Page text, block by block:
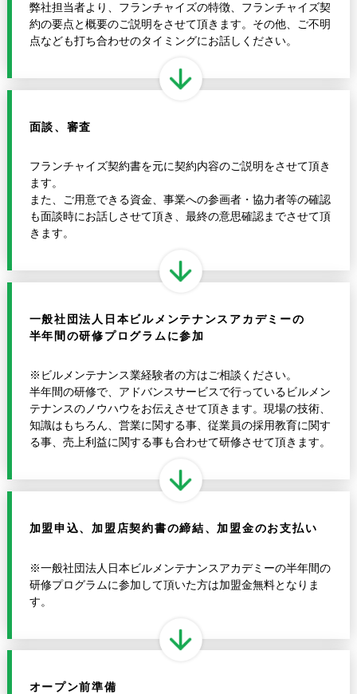
弊社担当者より、フランチャイズの特徴、フランチャイズ契
約の要点と概要のご説明をさせて頂きます。その他、ご不明
点なども打ち合わせのタイミングにお話しください。
面談、審査
フランチャイズ契約書を元に契約内容のご説明をさせて頂き
ます。
また、ご用意できる資金、事業への参画者・協力者等の確認
も面談時にお話しさせて頂き、最終の意思確認までさせて頂
きます。
一般社団法人日本ビルメンテナンス アカデミーの
半年間の研修プログラムに参加
※ビルメンテナンス業経験者の方はご相談ください。
半年間の研修で、アドバンスサービスで行っているビルメン
テナンスのノウハウをお伝えさせて頂きます。現場の技術、
知識はもちろん、営業に関する事、従業員の採用教育に関す
る事、売上利益に関する事も合わせて研修させて頂きます。
加盟申込、 加盟店契約書の締結、 加盟金のお支払い
※一般社団法人日本ビルメンテナンスアカデミーの半年間の
研修プログラムに参加して頂いた方は加盟金無料となりま
す。
オープン前準備